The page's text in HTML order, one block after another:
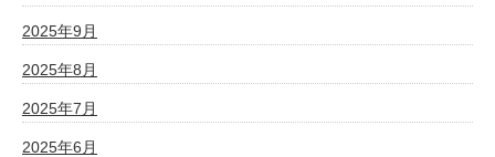
2025年9月
2025年8月
2025年7月
2025年6月